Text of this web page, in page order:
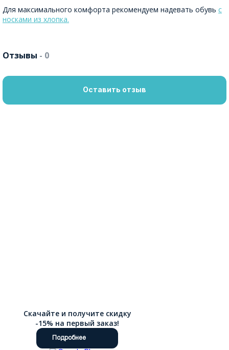
Для максимального комфорта рекомендуем надевать обувь с
носками из хлопка.
Отзывы - 0
Оставить отзыв
Скачайте и получите скидку
-15% на первый заказ!
Подробнее